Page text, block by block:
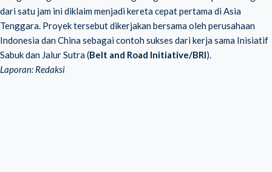
dari satu jam ini diklaim menjadi kereta cepat pertama di Asia
Tenggara. Proyek tersebut dikerjakan bersama oleh perusahaan
Indonesia dan China sebagai contoh sukses dari kerja sama Inisiatif
Sabuk dan Jalur Sutra (Belt and Road Initiative/BRI).
Laporan: Redaksi